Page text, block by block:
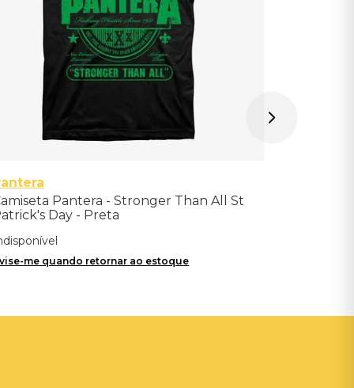
Pantera - Stronger Than All St
Day - Preta
me quando retornar ao estoque